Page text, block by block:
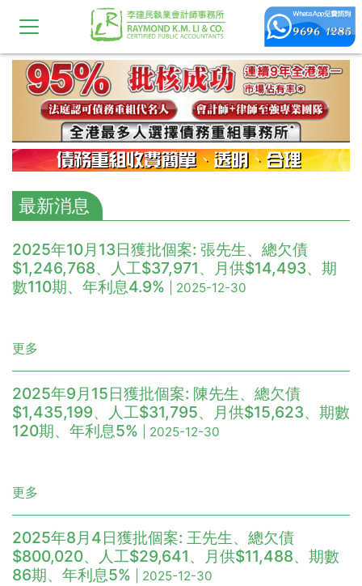
最新消息
2025年10月13日獲批個案: 張先生、總欠債
$1,246,768、人工$37,971、月供$14,493、期
數110期、年利息4.9%
| 2025-12-30
更多
2025年9月15日獲批個案: 陳先生、總欠債
$1,435,199、人工$31,795、月供$15,623、期數
120期、年利息5%
| 2025-12-30
更多
2025年8月4日獲批個案: 王先生、總欠債
$800,020、人工$29,641、月供$11,488、期數
86期、年利息5%
| 2025-12-30